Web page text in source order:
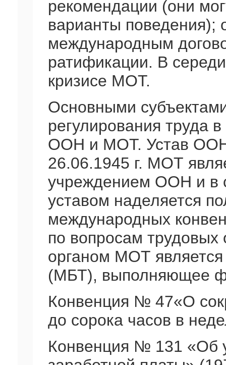
рекомендации (они
варианты поведения);
международным
ратификации. В
кризисе МОТ.
Основными
регулирования труда
ООН и МОТ. Устав ООН
26.06.1945 г. МОТ
учреждением ООН и в
уставом наделяется
международных
по вопросам
органом МОТ
(МБТ), выполняющее
Конвенция № 47«О
до сорока часов в
Конвенция № 131 «Об